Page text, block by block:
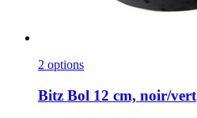
2 options
Bitz Bol 12 cm, noir/vert